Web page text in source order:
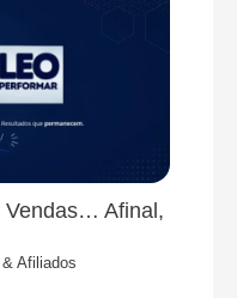
Vendas… Afinal,
Afiliados